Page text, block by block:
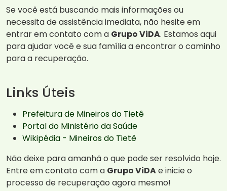
Se você está buscando mais informações ou
necessita de assistência imediata, não hesite em
entrar em contato com a Grupo ViDA. Estamos aqui
para ajudar você e sua família a encontrar o caminho
para a recuperação.
Links Úteis
Prefeitura de Mineiros do Tietê
Portal do Ministério da Saúde
Wikipédia - Mineiros do Tietê
Não deixe para amanhã o que pode ser resolvido hoje.
Entre em contato com a Grupo ViDAe inicie o
processo de recuperação agora mesmo!